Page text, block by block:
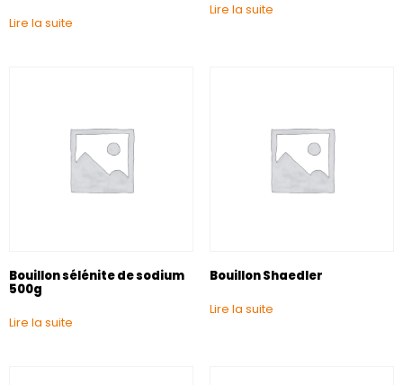
Lire la suite
Lire la suite
Bouillon sélénite de sodium
500g
Lire la suite
Bouillon Shaedler
Lire la suite